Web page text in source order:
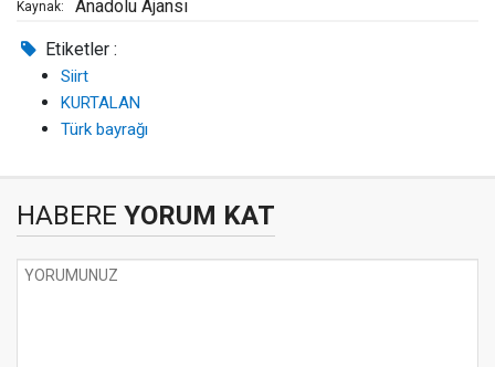
Kaynak: Anadolu Ajansı
Etiketler :
Siirt
KURTALAN
Türk bayrağı
HABERE YORUM KAT